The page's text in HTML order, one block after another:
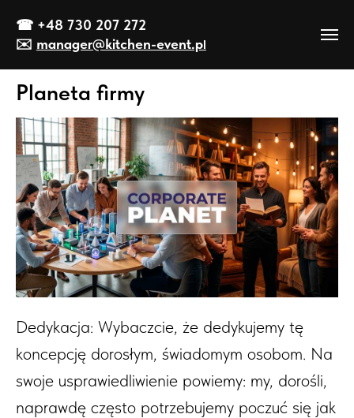
☎ +48 730 207 272
✉️ manager@kitchen-event.pl
Planeta firmy
Dedykacja: Wybaczcie, że dedykujemy tę
koncepcję dorosłym, świadomym osobom. Na
swoje usprawiedliwienie powiemy: my, dorośli,
naprawdę często potrzebujemy poczuć się jak